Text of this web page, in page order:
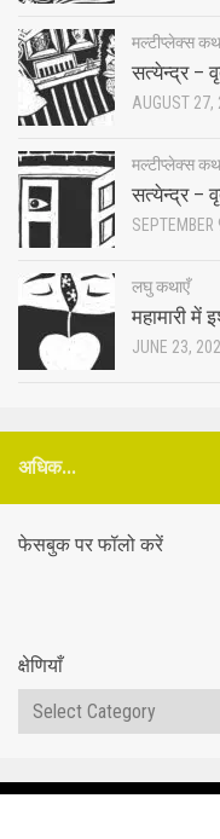
मल्टीप्लेक्स
सत्येन्द्र –
AUGUST 27,
मल्टीप्लेक्स
सत्येन्द्र –
लघु कथाएँ
महामारी में
JUNE 23,
अधिक...
फेसबुक पर फॉलो करें
क्षेणियाँ
क्षेणियाँ